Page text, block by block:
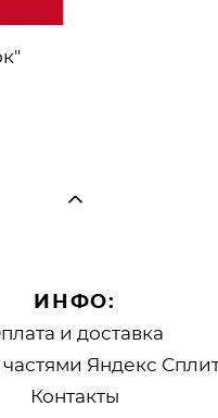
ИНФО:
и доставка
Яндекс
Контакты